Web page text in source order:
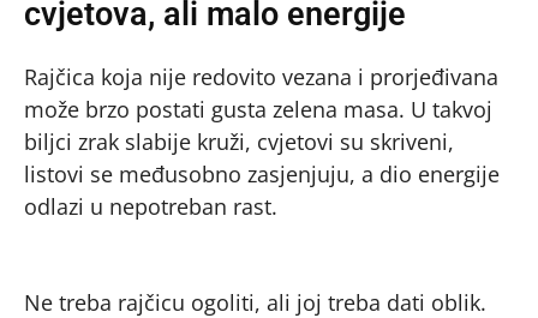
cvjetova, ali malo energije
Rajčica koja nije redovito vezana i prorjeđivana
može brzo postati gusta zelena masa. U takvoj
biljci zrak slabije kruži, cvjetovi su skriveni,
listovi se međusobno zasjenjuju, a dio energije
odlazi u nepotreban rast.
Ne treba rajčicu ogoliti, ali joj treba dati oblik.